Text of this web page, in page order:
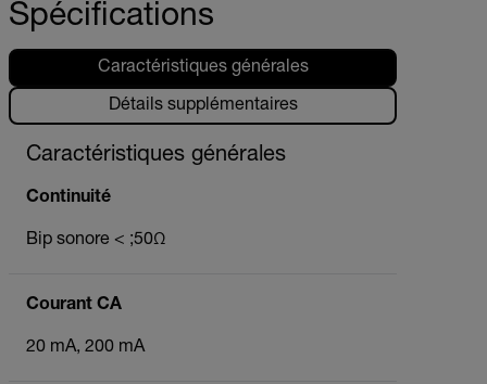
Spécifications
Caractéristiques générales
Détails supplémentaires
Caractéristiques générales
Continuité
Bip sonore < ;50Ω
Courant CA
20 mA, 200 mA